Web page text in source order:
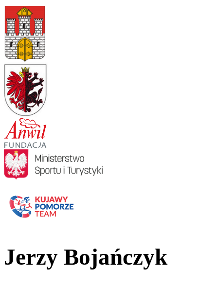
Jerzy Bojańczyk